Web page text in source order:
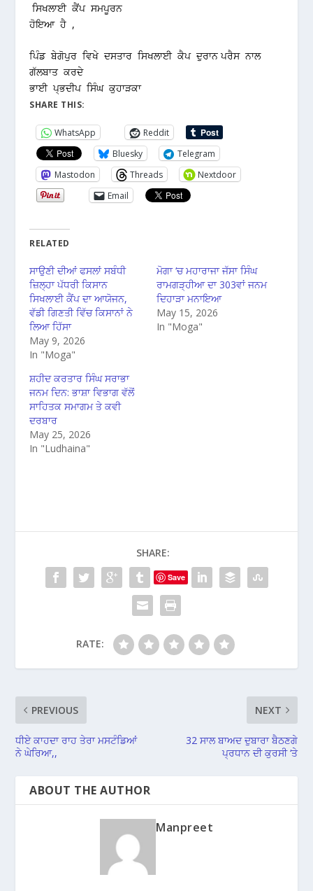
ਸਿਖਲਾਈ ਕੈਂਪ ਸਮਪੂਰਨ
ਹੋਇਆ ਹੈ ,
ਪਿੰਡ ਬੇਗੋਪੁਰ ਵਿਖੇ ਦਸਤਾਰ ਸਿਖਲਾਈ ਕੈਪ ਦੁਰਾਨ ਪਰੈਸ ਨਾਲ
ਗੱਲਬਾਤ ਕਰਦੇ
ਭਾਈ ਪ੍ਭਦੀਪ ਸਿੰਘ ਕੁਹਾੜਕਾ
SHARE THIS:
WhatsApp
Reddit
Bluesky
Telegram
Mastodon
Threads
Nextdoor
Email
RELATED
ਸਾਉਣੀ ਦੀਆਂ ਫਸਲਾਂ ਸਬੰਧੀ
ਜ਼ਿਲ੍ਹਾ ਪੱਧਰੀ ਕਿਸਾਨ
ਸਿਖਲਾਈ ਕੈਂਪ ਦਾ ਆਯੋਜਨ,
ਵੱਡੀ ਗਿਣਤੀ ਵਿੱਚ ਕਿਸਾਨਾਂ ਨੇ
ਲਿਆ ਹਿੱਸਾ
May 9, 2026
In "Moga"
ਮੋਗਾ ‘ਚ ਮਹਾਰਾਜਾ ਜੱਸਾ ਸਿੰਘ
ਰਾਮਗੜ੍ਹੀਆ ਦਾ 303ਵਾਂ ਜਨਮ
ਦਿਹਾੜਾ ਮਨਾਇਆ
May 15, 2026
In "Moga"
ਸ਼ਹੀਦ ਕਰਤਾਰ ਸਿੰਘ ਸਰਾਭਾ
ਜਨਮ ਦਿਨ: ਭਾਸ਼ਾ ਵਿਭਾਗ ਵੱਲੋਂ
ਸਾਹਿਤਕ ਸਮਾਗਮ ਤੇ ਕਵੀ
ਦਰਬਾਰ
May 25, 2026
In "Ludhaina"
SHARE:
Save
RATE:
PREVIOUS
ਧੀਏ ਕਾਹਦਾ ਰਾਹ ਤੇਰਾ ਮਸਟੰਡਿਆਂ
ਨੇ ਘੇਰਿਆ,,
NEXT
32 ਸਾਲ ਬਾਅਦ ਦੁਬਾਰਾ ਬੈਠਣਗੇ
ਪ੍ਰਧਾਨ ਦੀ ਕੁਰਸੀ ‘ਤੇ
ABOUT THE AUTHOR
Manpreet